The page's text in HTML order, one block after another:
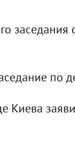
заседания
по
Киева